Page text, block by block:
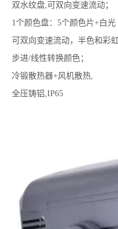
双水纹盘,可双向变速流动；
1个颜色盘：5个颜色片+白光
可双向变速流动，半色和彩虹
步进/线性转换颜色；
冷锻散热器+风机散热,
全压铸铝,IP65